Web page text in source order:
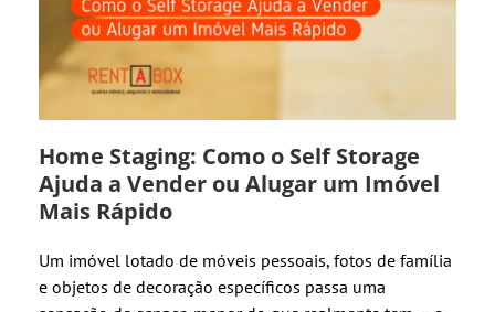
Home Staging: Como o Self Storage
Ajuda a Vender ou Alugar um Imóvel
Mais Rápido
Um imóvel lotado de móveis pessoais, fotos de família
e objetos de decoração específicos passa uma